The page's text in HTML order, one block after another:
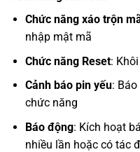
Chức năng xáo trộn
nhập mật mã
Chức năng Reset:
Cảnh báo pin yếu:
chức năng
Báo động: Kích hoạt
nhiều lần hoặc có tác